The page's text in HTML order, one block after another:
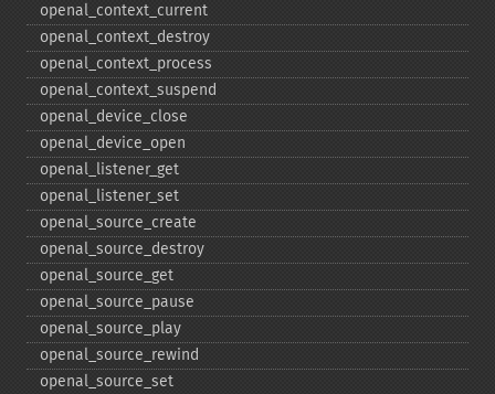
openal_​context_​current
openal_​context_​destroy
openal_​context_​process
openal_​context_​suspend
openal_​device_​close
openal_​device_​open
openal_​listener_​get
openal_​listener_​set
openal_​source_​create
openal_​source_​destroy
openal_​source_​get
openal_​source_​pause
openal_​source_​play
openal_​source_​rewind
openal_​source_​set